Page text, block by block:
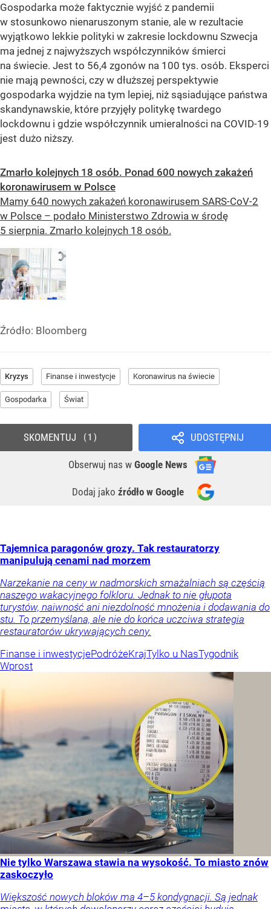
Gospodarka może faktycznie wyjść z pandemii
w stosunkowo nienaruszonym stanie, ale w rezultacie
wyjątkowo lekkie polityki w zakresie lockdownu Szwecja
ma jednej z najwyższych współczynników śmierci
na świecie. Jest to 56,4 zgonów na 100 tys. osób. Eksperci
nie mają pewności, czy w dłuższej perspektywie
gospodarka wyjdzie na tym lepiej, niż sąsiadujące państwa
skandynawskie, które przyjęły politykę twardego
lockdownu i gdzie współczynnik umieralności na COVID-19
jest dużo niższy.
Zmarło kolejnych 18 osób. Ponad 600 nowych zakażeń
koronawirusem w Polsce
Mamy 640 nowych zakażeń koronawirusem SARS-CoV-2
w Polsce – podało Ministerstwo Zdrowia w środę
5 sierpnia. Zmarło kolejnych 18 osób.
Źródło: Bloomberg
Kryzys Finanse i inwestycje Koronawirus na świecie
Gospodarka Świat
UDOSTĘPNIJ
Obserwuj nas w Google News
Dodaj jako źródło w Google
SKOMENTUJ 1
Tajemnica paragonów grozy. Tak restauratorzy
manipulują cenami nad morzem
Narzekanie na ceny w nadmorskich smażalniach są częścią
naszego wakacyjnego folkloru. Jednak to nie głupota
turystów, naiwność ani niezdolność mnożenia i dodawania do
stu. To przemyślana, ale nie do końca uczciwa strategia
restauratorów ukrywających ceny.
Finanse i inwestycjePodróżeKrajTylko u NasTygodnik
Wprost
Nie tylko Warszawa stawia na wysokość. To miasto znów
zaskoczyło
Większość nowych bloków ma 4–5 kondygnacji. Są jednak